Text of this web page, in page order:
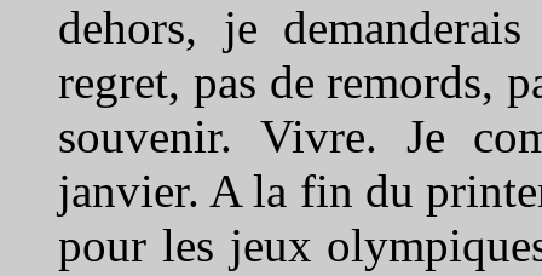
dehors, je
regret, pas de remords,
souvenir. Vivre. Je
janvier. A la fin du
pour les jeux